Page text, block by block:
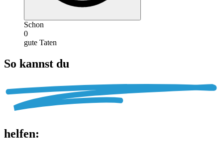
Schon
0
gute Taten
So kannst du
helfen: